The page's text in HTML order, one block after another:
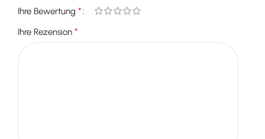
Ihre Bewertung *
Ihre Rezension *